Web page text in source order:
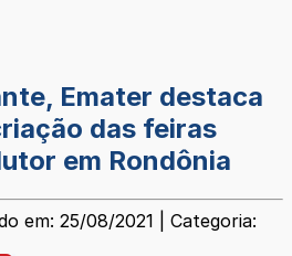
Emater destaca
das feiras
em Rondônia
em: 25/08/2021 | Categoria: